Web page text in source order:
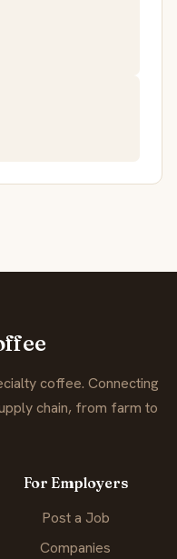
coffee. Connecting
chain, from farm to
For Employers
Post a Job
Companies